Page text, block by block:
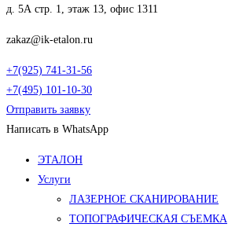
д. 5А стр. 1, этаж 13, офис 1311
zakaz@ik-etalon.ru
+7(925) 741-31-56
+7(495) 101-10-30
Отправить заявку
Написать в WhatsApp
Меню
ЭТАЛОН
Услуги
ЛАЗЕРНОЕ СКАНИРОВАНИЕ
ТОПОГРАФИЧЕСКАЯ СЪЕМКА